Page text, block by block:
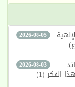
2026-08-05
2026-08-03